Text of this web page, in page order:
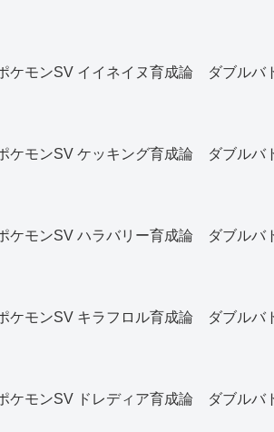
ケモンSV イイネイヌ育成論 ダブルバ
ケモンSV ケッキング育成論 ダブルバ
ケモンSV ハラバリー育成論 ダブルバ
ケモンSV キラフロル育成論 ダブルバ
ケモンSV ドレディア育成論 ダブルバ